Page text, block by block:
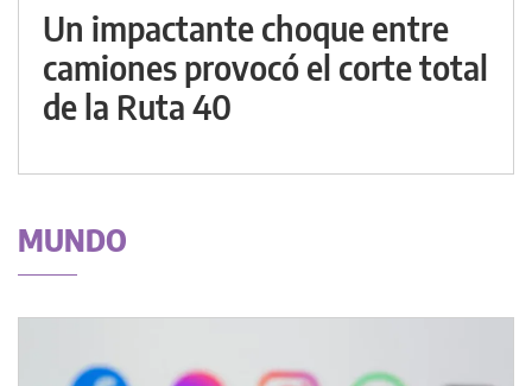
Un impactante choque entre
camiones provocó el corte total
de la Ruta 40
MUNDO